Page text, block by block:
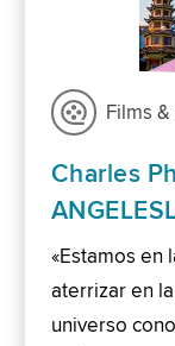
Films
Charles
«Estamos en
aterrizar en
universo